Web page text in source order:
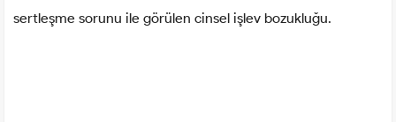
sertleşme sorunu ile görülen cinsel işlev bozukluğu.